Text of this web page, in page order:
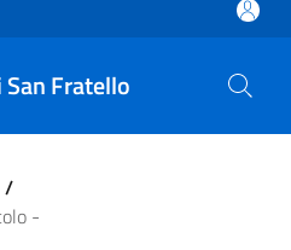
Fratello
al
/
-